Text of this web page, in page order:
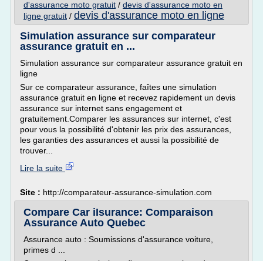
d'assurance moto gratuit / devis d'assurance moto en
ligne gratuit / devis d'assurance moto en ligne
Simulation assurance sur comparateur
assurance gratuit en ...
Simulation assurance sur comparateur assurance gratuit en
ligne
Sur ce comparateur assurance, faîtes une simulation
assurance gratuit en ligne et recevez rapidement un devis
assurance sur internet sans engagement et
gratuitement.Comparer les assurances sur internet, c'est
pour vous la possibilité d'obtenir les prix des assurances,
les garanties des assurances et aussi la possibilité de
trouver...
Lire la suite
Site : http://comparateur-assurance-simulation.com
Compare Car iIsurance: Comparaison
Assurance Auto Quebec
Assurance auto : Soumissions d'assurance voiture,
primes d ...